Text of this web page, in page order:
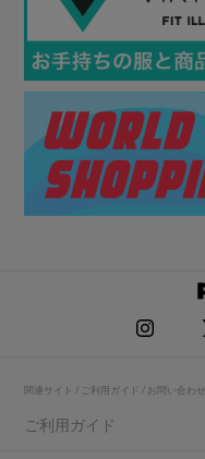
関連サイト / ご利用ガイド / お問い合わせ
ご利用ガイド